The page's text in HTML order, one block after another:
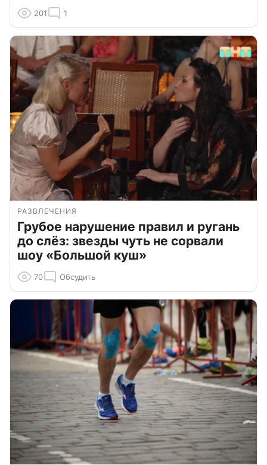
201 1
РАЗВЛЕЧЕНИЯ
Грубое нарушение правил и ругань
до слёз: звезды чуть не сорвали
шоу «Большой куш»
70 Обсудить